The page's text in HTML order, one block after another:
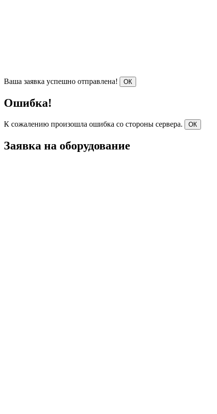
Ваша заявка успешно отправлена! ОК
Ошибка!
К сожалению произошла ошибка со стороны сервера. ОК
Заявка на оборудование